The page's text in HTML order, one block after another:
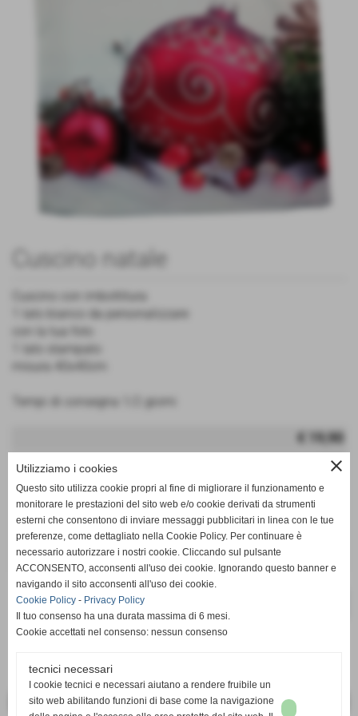
Cuscino natale
Cuscino con imbottitura
1 lato bianco da personalizzare
con la tua foto
1 lato stampato
misura 40x40cm
Tempi di consegna 1/2 giorni
€ 19,90
iva inc.
q.tà remove_circle add_circle
Cuscino natale
<< PRECEDENTE SUCCESSIVO >>
close
Utilizziamo i cookies
Questo sito utilizza cookie propri al fine di migliorare il funzionamento e
monitorare le prestazioni del sito web e/o cookie derivati da strumenti
esterni che consentono di inviare messaggi pubblicitari in linea con le tue
preferenze, come dettagliato nella Cookie Policy. Per continuare è
necessario autorizzare i nostri cookie. Cliccando sul pulsante
ACCONSENTO, acconsenti all'uso dei cookie. Ignorando questo banner e
navigando il sito acconsenti all'uso dei cookie.
Cookie Policy - Privacy Policy
Il tuo consenso ha una durata massima di 6 mesi.
Cookie accettati nel consenso: nessun consenso
tecnici necessari
I cookie tecnici e necessari aiutano a rendere fruibile un
sito web abilitando funzioni di base come la navigazione